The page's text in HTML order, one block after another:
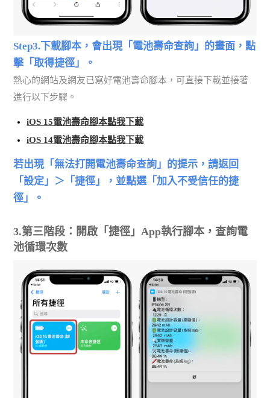
Step3.下載腳本，會出現「電池壽命查詢」的畫面，點
擊「取得捷徑」。
熱心的網站及網友已寫好電池壽命腳本，可直接下載並接著
進行以下步驟。
iOS 15電池壽命腳本點我下載
iOS 14電池壽命腳本點我下載
若出現「無法打開電池壽命查詢」的提示，請返回
「設定」＞「捷徑」，並點選「加入不受信任的捷
徑」。
3.第三階段：開啟「捷徑」App執行腳本，查詢電
池循環次數